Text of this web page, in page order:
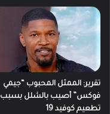
تقرير: الممثل المحبوب “جيمي
فوكس” أصيب بالشلل بسبب
تطعيم كوفيد 19